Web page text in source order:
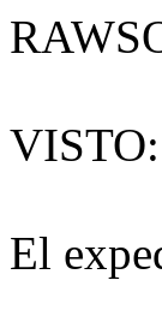
VISTO:
El